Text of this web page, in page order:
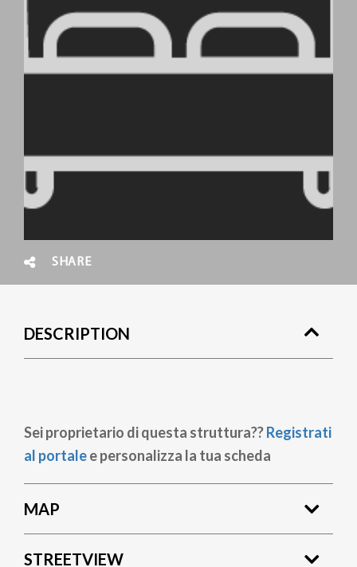
SHARE
DESCRIPTION
Sei proprietario di questa struttura??Registrati
al portalee personalizza la tua scheda
MAP
STREETVIEW